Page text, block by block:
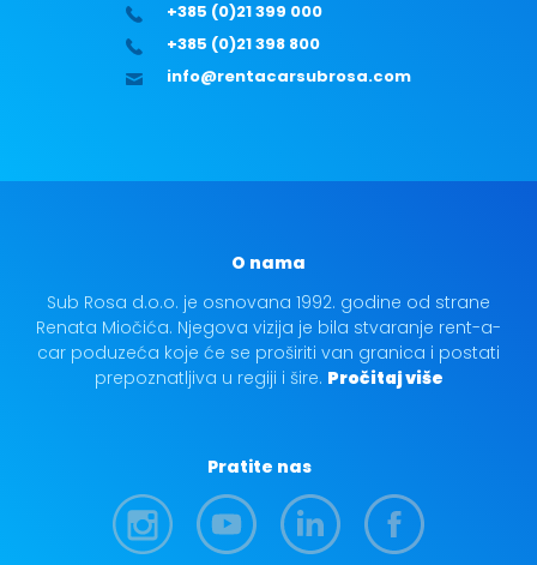
+385 (0)21 399 000
+385 (0)21 398 800
info@rentacarsubrosa.com
O nama
Sub Rosa d.o.o. je osnovana 1992. godine od strane
Renata Miočića. Njegova vizija je bila stvaranje rent-a-
car poduzeća koje će se proširiti van granica i postati
prepoznatljiva u regiji i šire. Pročitaj više
Pratite nas